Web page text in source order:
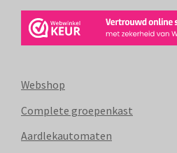
Webshop
Complete groepenkast
Aardlekautomaten